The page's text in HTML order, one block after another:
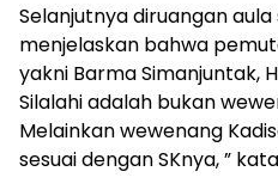
Selanjutnya diruangan
menjelaskan bahwa
yakni Barma Simanjuntak,
Silalahi adalah bukan
Melainkan wewenang
sesuai dengan SKnya, ”